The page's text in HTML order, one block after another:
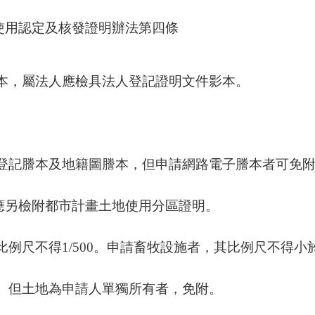
認定及核發證明辦法第四條
屬法人應檢具法人登記證明文件影本。
記謄本及地籍圖謄本，但申請網路電子謄本者可免
檢附都市計畫土地使用分區證明。
例尺不得1/500。申請畜牧設施者，其比例尺不得小
土地為申請人單獨所有者，免附。